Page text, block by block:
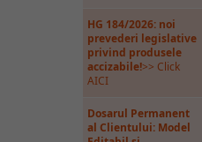
HG 184/2026: noi
prevederi legislative
privind produsele
accizabile!>> Click
AICI
Dosarul Permanent
al Clientului: Model